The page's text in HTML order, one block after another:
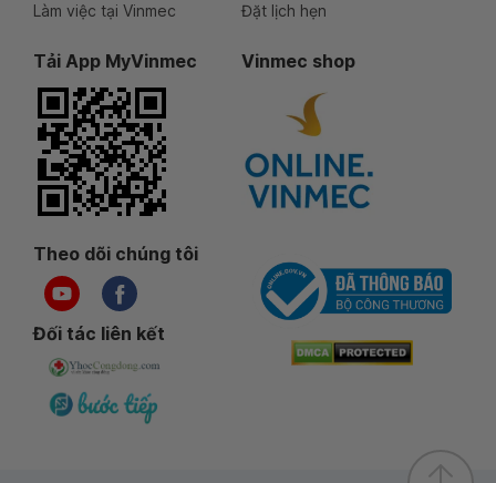
Làm việc tại Vinmec
Đặt lịch hẹn
Tải App MyVinmec Vinmec shop
Theo dõi chúng tôi
Đối tác liên kết